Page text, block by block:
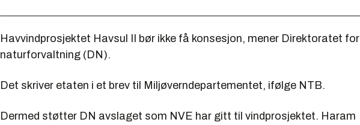
Havvindprosjektet Havsul II bør ikke få konsesjon, mener Direktoratet for
naturforvaltning (DN).
Det skriver etaten i et brev til Miljøverndepartementet, ifølge NTB.
Dermed støtter DN avslaget som NVE har gitt til vindprosjektet. Haram